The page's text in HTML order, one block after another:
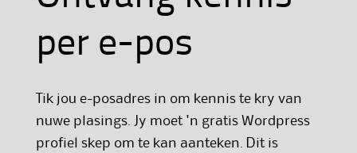
per e-pos
Tik jou e-posadres in om kennis te kry van
nuwe plasings. Jy moet 'n gratis Wordpress
profiel skep om te kan aanteken. Dit is